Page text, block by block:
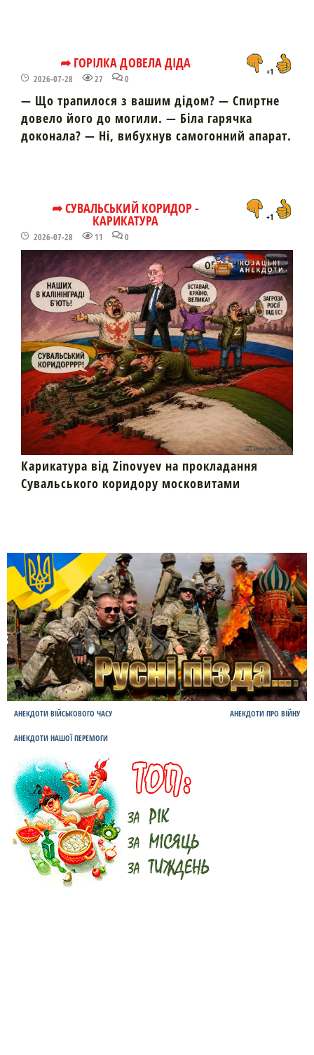
➦ ГОРІЛКА ДОВЕЛА ДІДА
2026-07-28 27 0
+1
— Що трапилося з вашим дідом? — Спиртне
довело його до могили. — Біла гарячка
доконала? — Ні, вибухнув самогонний апарат.
➦ СУВАЛЬСЬКИЙ КОРИДОР -
КАРИКАТУРА
2026-07-28 11 0
+1
Карикатура від Zinovyev на прокладання
Сувальського коридору московитами
АНЕКДОТИ ВІЙСЬКОВОГО ЧАСУ АНЕКДОТИ ПРО ВІЙНУ
АНЕКДОТИ НАШОЇ ПЕРЕМОГИ